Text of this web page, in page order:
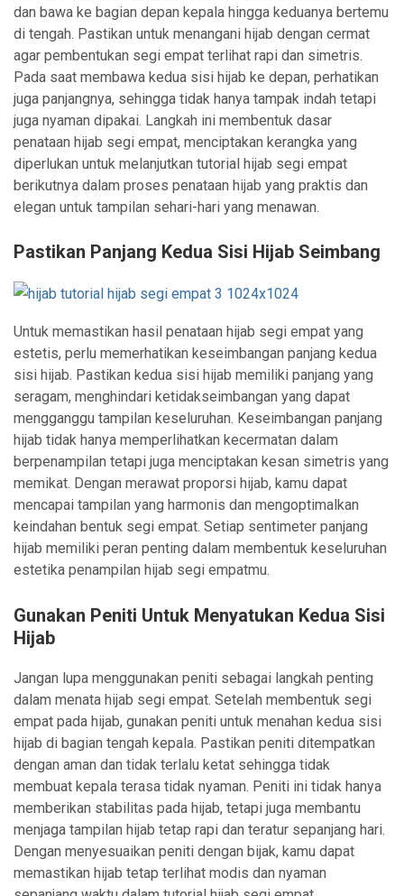
dan bawa ke bagian depan kepala hingga keduanya bertemu
di tengah. Pastikan untuk menangani hijab dengan cermat
agar pembentukan segi empat terlihat rapi dan simetris.
Pada saat membawa kedua sisi hijab ke depan, perhatikan
juga panjangnya, sehingga tidak hanya tampak indah tetapi
juga nyaman dipakai. Langkah ini membentuk dasar
penataan hijab segi empat, menciptakan kerangka yang
diperlukan untuk melanjutkan tutorial hijab segi empat
berikutnya dalam proses penataan hijab yang praktis dan
elegan untuk tampilan sehari-hari yang menawan.
Pastikan Panjang Kedua Sisi Hijab Seimbang
Untuk memastikan hasil penataan hijab segi empat yang
estetis, perlu memerhatikan keseimbangan panjang kedua
sisi hijab. Pastikan kedua sisi hijab memiliki panjang yang
seragam, menghindari ketidakseimbangan yang dapat
mengganggu tampilan keseluruhan. Keseimbangan panjang
hijab tidak hanya memperlihatkan kecermatan dalam
berpenampilan tetapi juga menciptakan kesan simetris yang
memikat. Dengan merawat proporsi hijab, kamu dapat
mencapai tampilan yang harmonis dan mengoptimalkan
keindahan bentuk segi empat. Setiap sentimeter panjang
hijab memiliki peran penting dalam membentuk keseluruhan
estetika penampilan hijab segi empatmu.
Gunakan Peniti Untuk Menyatukan Kedua Sisi
Hijab
Jangan lupa menggunakan peniti sebagai langkah penting
dalam menata hijab segi empat. Setelah membentuk segi
empat pada hijab, gunakan peniti untuk menahan kedua sisi
hijab di bagian tengah kepala. Pastikan peniti ditempatkan
dengan aman dan tidak terlalu ketat sehingga tidak
membuat kepala terasa tidak nyaman. Peniti ini tidak hanya
memberikan stabilitas pada hijab, tetapi juga membantu
menjaga tampilan hijab tetap rapi dan teratur sepanjang hari.
Dengan menyesuaikan peniti dengan bijak, kamu dapat
memastikan hijab tetap terlihat modis dan nyaman